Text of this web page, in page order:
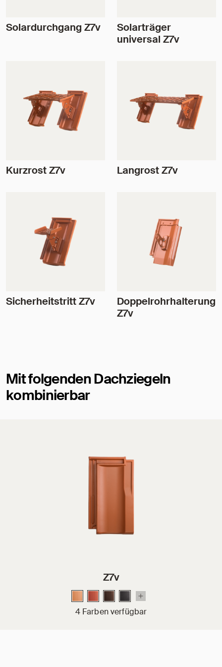
Solardurchgang Z7v
Solarträger
universal Z7v
Kurzrost Z7v Langrost Z7v
Sicherheitstritt Z7v
Doppelrohrhalterung
Z7v
Mit folgenden Dachziegeln
kombinierbar
Z7v
4 Farben verfügbar